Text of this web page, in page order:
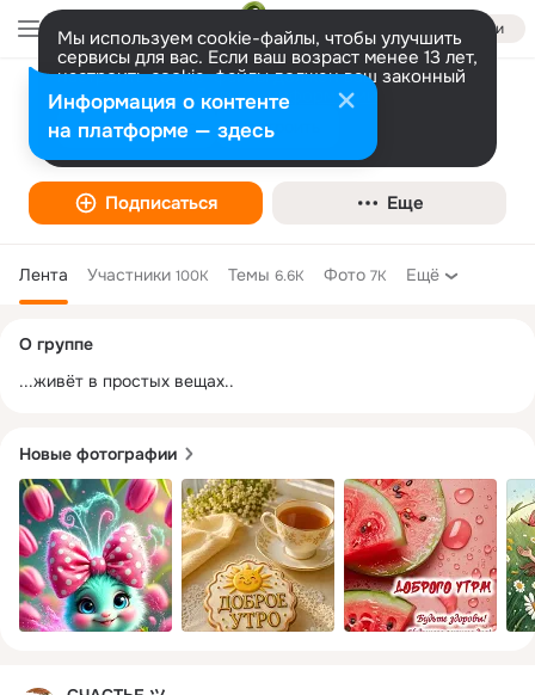
Войти
Мы используем cookie-файлы, чтобы улучшить
сервисы для вас. Если ваш возраст менее 13 лет,
настроить cookie-файлы должен ваш законный
представитель. Больше информации
Разрешить все Настроить
СЧАСТЬЕ ツ
Подписаться Еще
Лента Участники 100K Темы 6.6K Фото 7K Ещё
Новые фотографии
колонка
О группе
...живёт в простых вещах..
Информация о контенте
на платформе — здесь